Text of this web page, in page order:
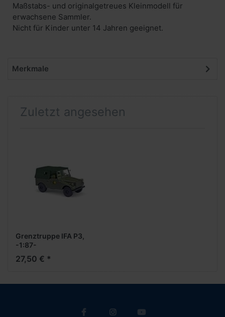
Maßstabs- und originalgetreues Kleinmodell für
erwachsene Sammler.
Nicht für Kinder unter 14 Jahren geeignet.
Merkmale
Zuletzt angesehen
Grenztruppe IFA P3,
-1:87-
27,50 € *